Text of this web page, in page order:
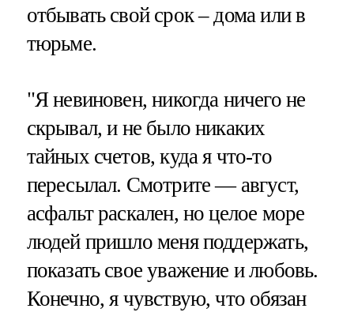
отбывать свой срок – дома или в
тюрьме.
"Я невиновен, никогда ничего не
скрывал, и не было никаких
тайных счетов, куда я что-то
пересылал. Смотрите — август,
асфальт раскален, но целое море
людей пришло меня поддержать,
показать свое уважение и любовь.
Конечно, я чувствую, что обязан